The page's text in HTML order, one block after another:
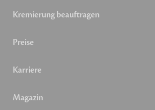
Kremierung beauftragen
Preise
Karriere
Magazin